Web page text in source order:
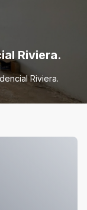
Riviera.
Riviera.